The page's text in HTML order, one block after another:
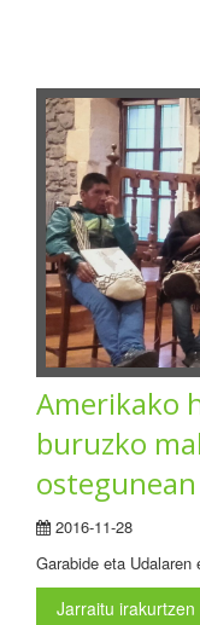
Amerikako
buruzko
ostegunean
2016-11-28
Garabide eta Udalaren
Jarraitu irakurtzen